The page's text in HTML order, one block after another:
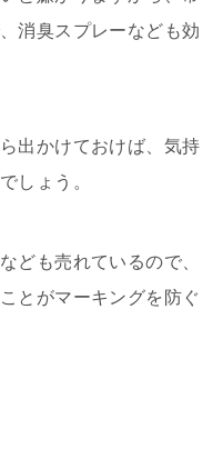
消臭スプレーなども効
出かけておけば、気持
しょう。
ども売れているので、
とがマーキングを防ぐ